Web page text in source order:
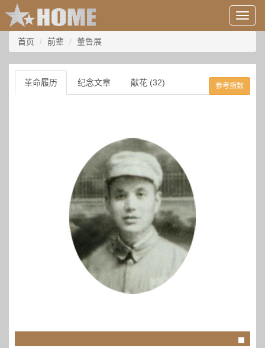
用
户
息/
登
录
等
首页 前辈 董鲁展
革命履历 纪念文章 献花 (32) 参考指数